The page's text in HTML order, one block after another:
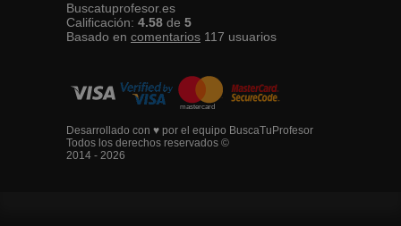
Buscatuprofesor.es
Calificación: 4.58 de 5
Basado en comentarios 117 usuarios
Desarrollado con ♥ por el equipo BuscaTuProfesor
Todos los derechos reservados ©
2014 - 2026